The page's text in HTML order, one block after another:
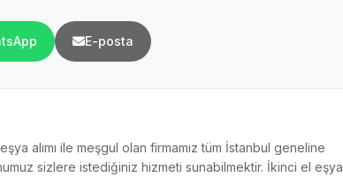
E-posta
alımı ile meşgul olan firmamız tüm İstanbul geneline
sizlere istediğiniz hizmeti sunabilmektir. İkinci el eşya